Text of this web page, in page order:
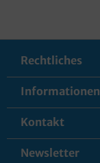
Rechtliches
Informationen
Kontakt
Newsletter